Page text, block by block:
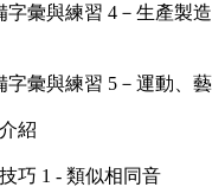
字彙與練習 4－生產製
字彙與練習 5－運動、
紹
巧 1 - 類似相同音